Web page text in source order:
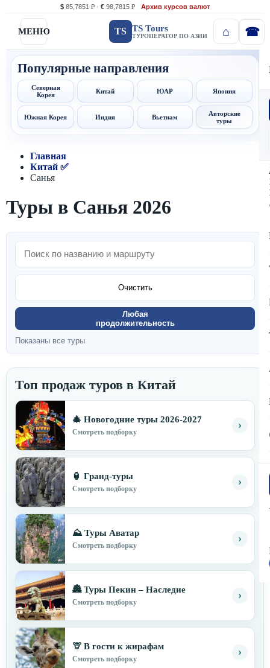
$ 85,7851 ₽ · € 98,7815 ₽ Архив курсов валют
МЕНЮ TS TS Tours
ТУРОПЕРАТОР ПО АЗИИ
Популярные направления
Северная
Корея
Китай ЮАР Япония
Южная Корея Индия Вьетнам
Авторские
туры
Главная
Китай ✅
Санья
Туры в Санья 2026
Очистить
Любая
продолжительность
Показаны все туры
Топ продаж туров в Китай
🎄 Новогодние туры 2026-2027
Смотреть подборку
›
🏮 Гранд-туры
Смотреть подборку
›
⛰ Туры Аватар
Смотреть подборку
›
🏯 Туры Пекин – Наследие
Смотреть подборку
›
🦒 В гости к жирафам
Смотреть подборку
›